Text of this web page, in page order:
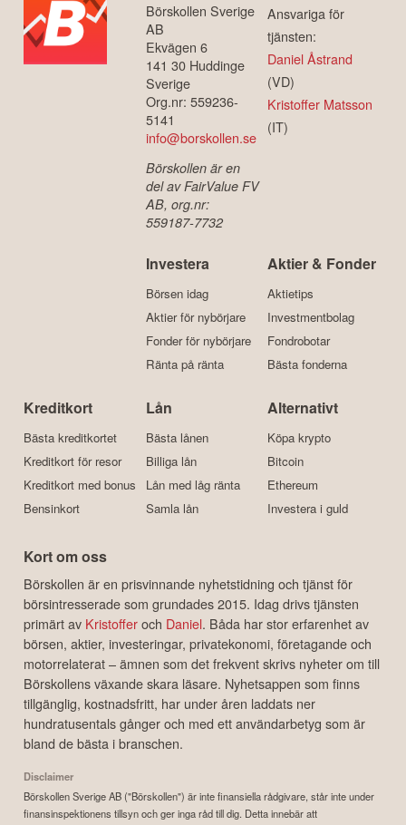
Börskollen Sverige
AB
Ekvägen 6
141 30 Huddinge
Sverige
Org.nr: 559236-
5141
info@borskollen.se
Börskollen är en
del av FairValue FV
AB, org.nr:
559187-7732
Ansvariga för
tjänsten:
Daniel Åstrand
(VD)
Kristoffer Matsson
(IT)
Investera
Börsen idag
Aktier för nybörjare
Fonder för nybörjare
Ränta på ränta
Aktier & Fonder
Aktietips
Investmentbolag
Fondrobotar
Bästa fonderna
Kreditkort
Bästa kreditkortet
Kreditkort för resor
Kreditkort med bonus
Bensinkort
Lån
Bästa lånen
Billiga lån
Lån med låg ränta
Samla lån
Alternativt
Köpa krypto
Bitcoin
Ethereum
Investera i guld
Kort om oss
Börskollen är en prisvinnande nyhetstidning och tjänst för
börsintresserade som grundades 2015. Idag drivs tjänsten
primärt av Kristofferoch Daniel. Båda har stor erfarenhet av
börsen, aktier, investeringar, privatekonomi, företagande och
motorrelaterat – ämnen som det frekvent skrivs nyheter om till
Börskollens växande skara läsare. Nyhetsappen som finns
tillgänglig, kostnadsfritt, har under åren laddats ner
hundratusentals gånger och med ett användarbetyg som är
bland de bästa i branschen.
Disclaimer
Börskollen Sverige AB ("Börskollen") är inte finansiella rådgivare, står inte under
finansinspektionens tillsyn och ger inga råd till dig. Detta innebär att